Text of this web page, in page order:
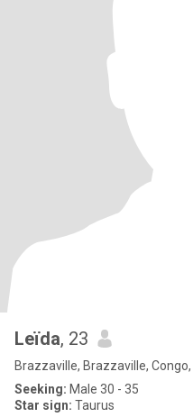
Leïda, 23
Brazzaville, Brazzaville,
Seeking: Male 30 - 35
Star sign: Taurus